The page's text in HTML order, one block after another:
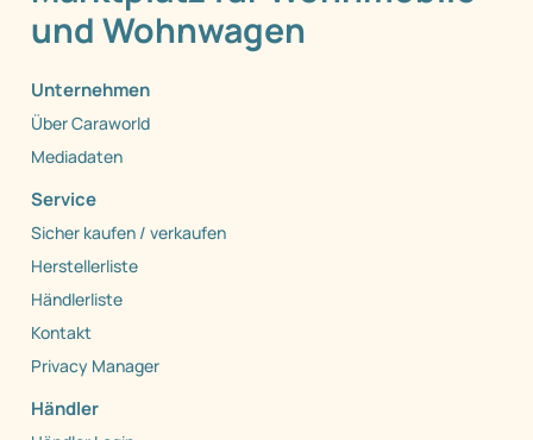
und Wohnwagen
Unternehmen
Über Caraworld
Mediadaten
Service
Sicher kaufen / verkaufen
Herstellerliste
Händlerliste
Kontakt
Privacy Manager
Händler